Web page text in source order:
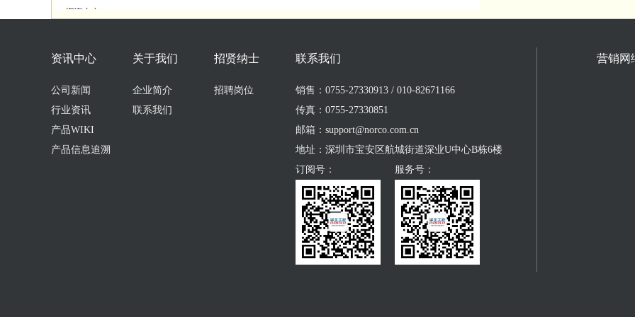
资讯中心
公司新闻
行业资讯
产品WIKI
产品信息追溯
关于我们
企业简介
联系我们
招贤纳士
招聘岗位
联系我们
销售：0755-27330913 / 010-82671166
传真：0755-27330851
邮箱：support@norco.com.cn
地址：深圳市宝安区航城街道深业U中心B栋6楼
订阅号：
服务号：
营销网